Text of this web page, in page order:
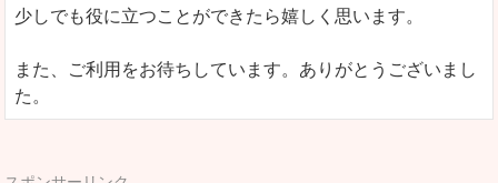
少しでも役に立つことができたら嬉しく思います。
また、ご利用をお待ちしています。ありがとうございまし
た。